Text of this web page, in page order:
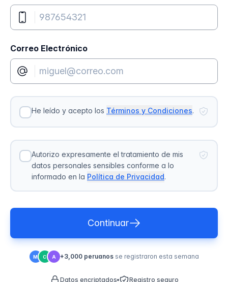
Correo Electrónico
He leído y acepto los Términos y Condiciones.
Autorizo expresamente el tratamiento de mis
datos personales sensibles conforme a lo
informado en la Política de Privacidad.
Continuar
M C A +3,000 peruanosse registraron esta semana
Datos encriptados Registro seguro